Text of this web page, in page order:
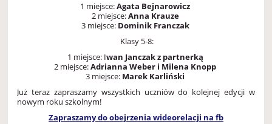
1 miejsce:Agata Bejnarowicz
2 miejsce:Anna Krauze
3 miejsce: Dominik Franczak
Klasy 5-8:
1 miejsce: Iwan Janczak z partnerką
2 miejsce:Adrianna Weber i Milena Knopp
3 miejsce: Marek Karliński
Już teraz zapraszamy wszystkich uczniów do kolejnej edycji w
nowym roku szkolnym!
Zapraszamy do obejrzenia wideorelacji na fb